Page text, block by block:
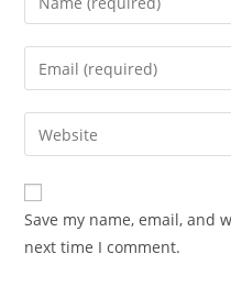
Save my name, email, and
next time I comment.